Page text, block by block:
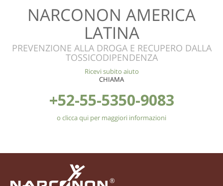
NARCONON AMERICA
LATINA
PREVENZIONE ALLA DROGA E RECUPERO DALLA
TOSSICODIPENDENZA
Ricevi subito aiuto
CHIAMA
+52-55-5350-9083
o clicca qui per maggiori informazioni
®